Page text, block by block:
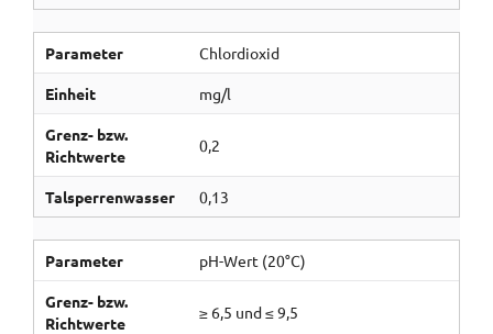
Parameter Chlordioxid
Einheit mg/l
Grenz- bzw.
Richtwerte
0,2
Talsperrenwasser 0,13
Parameter pH-Wert (20°C)
Grenz- bzw.
Richtwerte
≥ 6,5 und ≤ 9,5